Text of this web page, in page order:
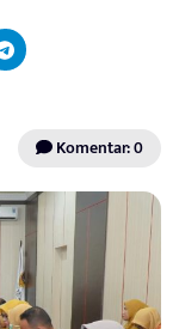
Komentar: 0